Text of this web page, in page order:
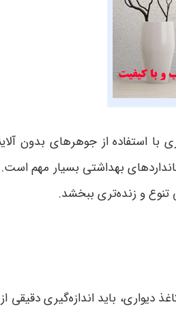
از جوهرهای بدون
بهداشتی بسیار مهم
و زنده‌تری ببخشد.
باید اندازه‌گیری دقیقی از